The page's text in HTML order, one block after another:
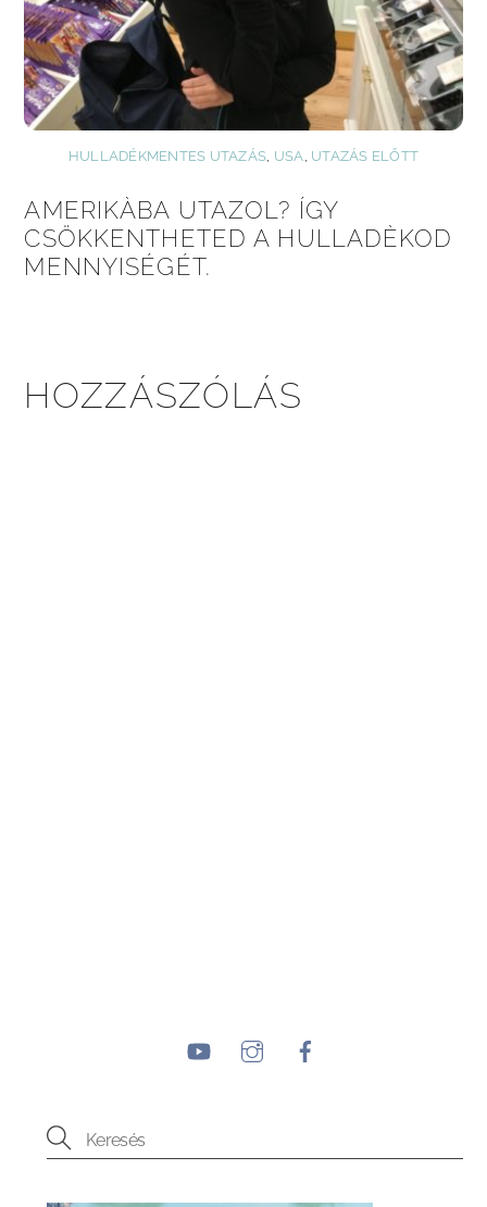
HULLADÉKMENTES UTAZÁS USA UTAZÁS ELŐTT
AMERIKÀBA UTAZOL? ÍGY
CSÖKKENTHETED A HULLADÈKOD
MENNYISÉGÉT.
HOZZÁSZÓLÁS
YouTubeInstagram